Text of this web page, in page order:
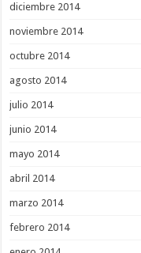
diciembre 2014
noviembre 2014
octubre 2014
agosto 2014
julio 2014
junio 2014
mayo 2014
abril 2014
marzo 2014
febrero 2014